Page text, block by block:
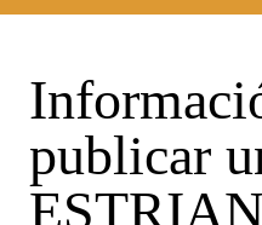
publicar